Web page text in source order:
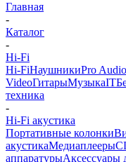
Главная
-
Каталог
-
Hi-Fi
Hi-FiНаушникиPro Audio
VideoГитарыМузыкаIT
техника
-
Hi-Fi акустика
Портативные колонки
акустикаМедиаплееры
аппаратурыАксессуары